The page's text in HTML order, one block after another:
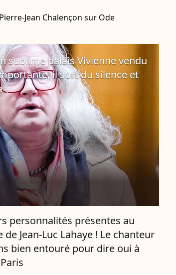
Jean Chalençon sur Ode
sublime palais Vivienne vendu
il sort du silence et
personnalités présentes au
de Jean-Luc Lahaye ! Le chanteur
bien entouré pour dire oui à